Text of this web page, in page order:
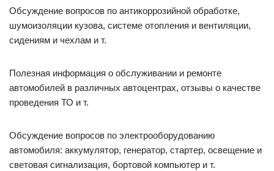
Обсуждение вопросов по антикоррозийной обработке,
шумоизоляции кузова, системе отопления и вентиляции,
сидениям и чехлам и т.
Полезная информация о обслуживании и ремонте
автомобилей в различных автоцентрах, отзывы о качестве
проведения ТО и т.
Обсуждение вопросов по электрооборудованию
автомобиля: аккумулятор, генератор, стартер, освещение и
световая сигнализация, бортовой компьютер и т.